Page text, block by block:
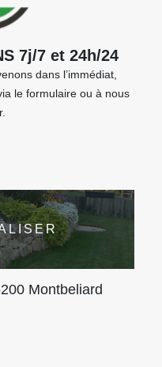
7j/7 et 24h/24
dans l’immédiat,
le formulaire ou à nous
Montbeliard